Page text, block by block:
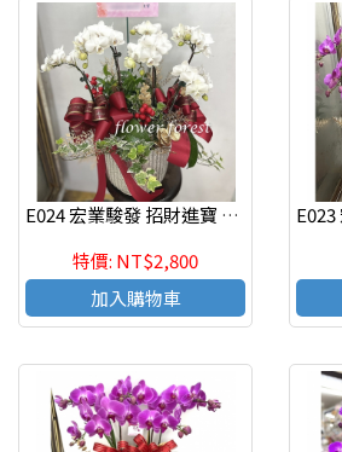
E024 宏業駿發 招財進寶 蘭花組合盆栽 喬遷之喜 榮陞誌喜盆栽
特價: NT$2,800
加入購物車